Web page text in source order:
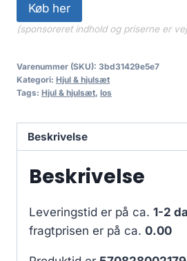
Køb her
(sponsoreret indhold og priserne er
Varenummer (SKU): 3bd31429e5e7
Kategori: Hjul & hjulsæt
Tags: Hjul & hjulsæt, los
Beskrivelse
Beskrivelse
Leveringstid er på ca. 1-2
fragtprisen er på ca. 0.00